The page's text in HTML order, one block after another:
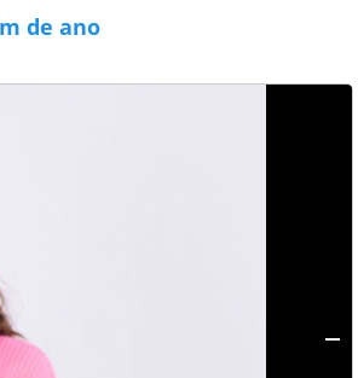
de ano